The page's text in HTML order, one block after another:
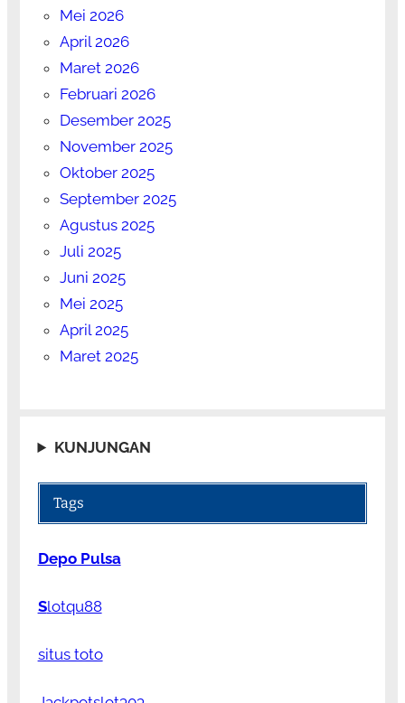
Mei 2026
April 2026
Maret 2026
Februari 2026
Desember 2025
November 2025
Oktober 2025
September 2025
Agustus 2025
Juli 2025
Juni 2025
Mei 2025
April 2025
Maret 2025
KUNJUNGAN
Tags
Depo Pulsa
Slotqu88
situs toto